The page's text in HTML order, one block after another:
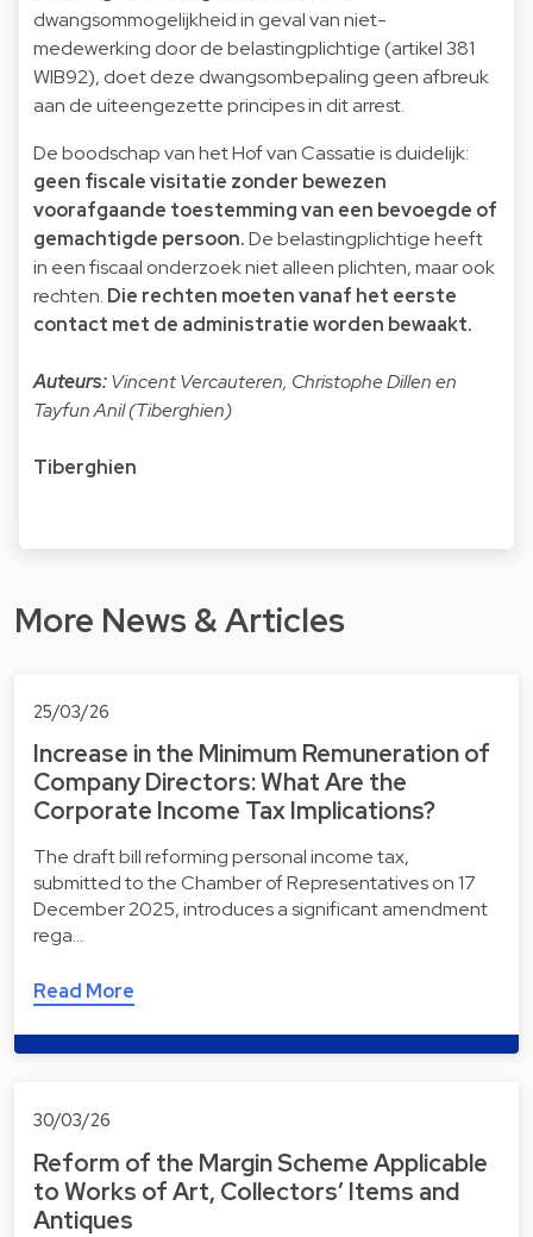
dwangsommogelijkheid in geval van niet-
medewerking door de belastingplichtige (artikel 381
WIB92), doet deze dwangsombepaling geen afbreuk
aan de uiteengezette principes in dit arrest.
De boodschap van het Hof van Cassatie is duidelijk:
geen fiscale visitatie zonder bewezen
voorafgaande toestemming van een bevoegde of
gemachtigde persoon.De belastingplichtige heeft
in een fiscaal onderzoek niet alleen plichten, maar ook
rechten. Die rechten moeten vanaf het eerste
contact met de administratie worden bewaakt.
Auteurs:Vincent Vercauteren, Christophe Dillen en
Tayfun Anil (Tiberghien)
Tiberghien
More News & Articles
25/03/26
Increase in the Minimum Remuneration of
Company Directors: What Are the
Corporate Income Tax Implications?
The draft bill reforming personal income tax,
submitted to the Chamber of Representatives on 17
December 2025, introduces a significant amendment
rega…
Read More
30/03/26
Reform of the Margin Scheme Applicable
to Works of Art, Collectors’ Items and
Antiques